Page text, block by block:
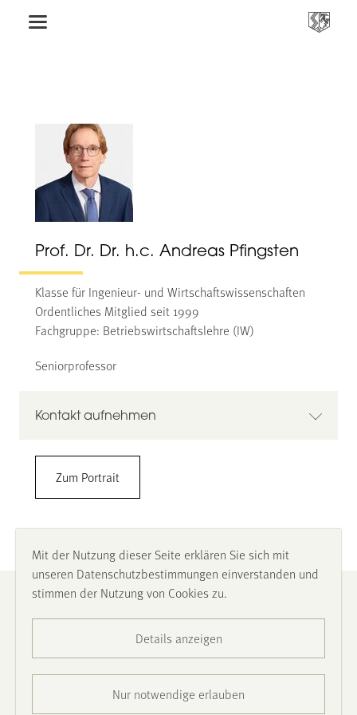
Prof. Dr. Dr. h.c. Andreas Pfingsten
Klasse für Ingenieur- und Wirtschaftswissenschaften
Ordentliches Mitglied seit 1999
Fachgruppe: Betriebswirtschaftslehre (IW)
Seniorprofessor
Kontakt aufnehmen
Universität Münster
Wirtschaftswissenschaftliche Fakultät
Universitätsstr. 14-16, 48143 Münster
Gebäude / Etage / Raum: J 261
+49 – (0)251 – 83 – 22881
andreas.pfingsten(at)wiwi.uni-muenster.de
https://www.wiwi.uni-muenster.de/fcm/de/das-
fcm/ifk/team/andreas-pfingsten
Zum Portrait
Impressum
Mit der Nutzung dieser Seite erklären Sie sich mit
unseren Datenschutzbestimmungen einverstanden und
stimmen der Nutzung von Cookies zu.
Details anzeigen
Nur notwendige erlauben